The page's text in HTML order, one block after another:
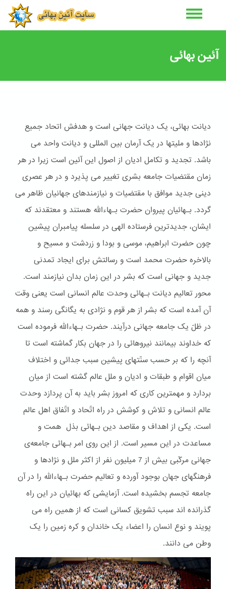
آئین بهائی
دیانت بهائی، یک دیانت جهانی است و هدفش اتحاد جمیع
نژادها و ملیتها در یک آرمان بین المللی و دیانت واحد می
باشد. تجدید و تکامل ادیان از اصول این آئین است زیرا در هر
زمان مقتضیات جامعه بشری تغییر می پذیرد و در هر عصری
دینی جدید موافق با مقتضیات و نیازمندهای جهانیان ظاهر می
گردد. بـهائیان پیروان حضرت بـهاءالله هستند و معتقدند که
ایشان، جدیدترین فرستاده الهی در سلسله پیامبران پیشین
چون حضرت ابراهیم، موسی و بودا و زردشت و مسیح و
بالاخره حضرت محمد است و رسالتش برای ایجاد تمدنی
جدید و جهانی است که بشر در این زمان بدان نیازمند است.
محور تعالیم دیانت بـهائی وحدت عالم انسانی است یعنی وقت
آن آمده است که بشر از هر قوم و نژادی به یگانگی رسند و همه
در ظلّ یک جامعه جهانی درآیند. حضرت بـهاءالله فرموده است
که خداوند بیمانند نیروهائی را در جهان بکار گماشته است تا
آنچه را که بر حسب سنّتهای پیشین سبب جدائی و اختلاف
میان اقوام و طبقات و ادیان و ملل عالم گشته است از میان
بردارد و مهمترین کاری که امروز بشر باید به آن پردازد وحدت
عالم انسانی و تلاش و کوشش در راه اتّحاد و اتّفاق اهل عالم
است. یکی از اهداف و مقاصد دین بـهائی بذل همت و
مساعدت در این مسیر است. از این روی امر بـهائی جامعه‌ی
جهانی مرکّبی بیش از 7 میلیون نفر از اکثر ملل و نژادها و
فرهنگهای جهان بوجود آورده و تعالیم حضرت بـهاءالله را در آن
جامعه تجسم بخشیده است. آزمایشی که بهائیان در این راه
گذرانده اند سبب تشویق کسانی است که از همین راه می
پویند و نوع انسان را اعضاء یک خاندان و کره زمین را یک
وطن می دانند.